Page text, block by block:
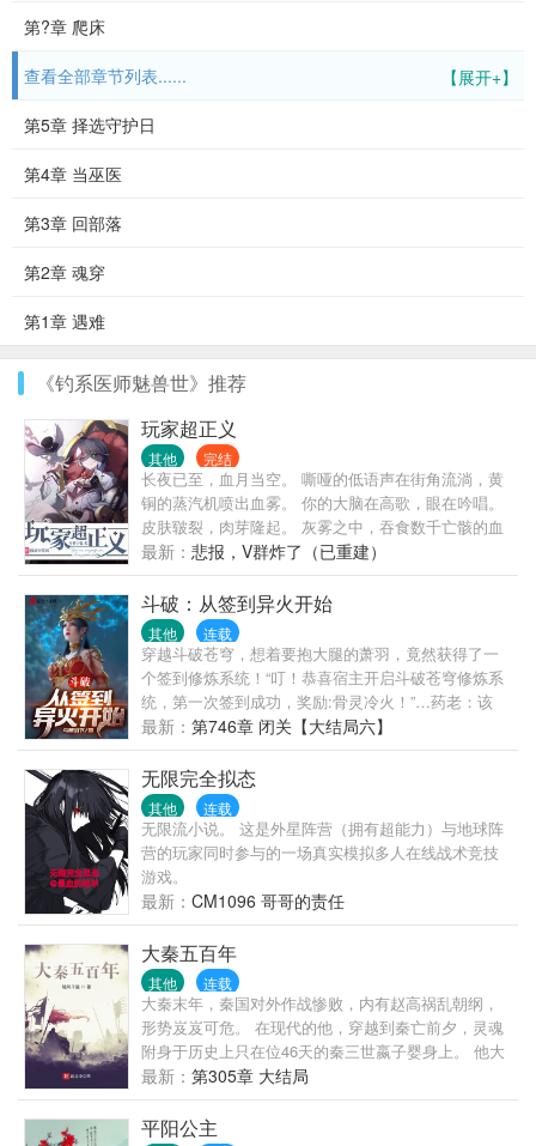
第?章 爬床
【展开+】
查看全部章节列表......
第5章 择选守护日
第4章 当巫医
第3章 回部落
第2章 魂穿
第1章 遇难
《钓系医师魅兽世》推荐
玩家超正义
其他 完结
长夜已至，血月当空。 嘶哑的低语声在街角流淌，黄
铜的蒸汽机喷出血雾。 你的大脑在高歌，眼在吟唱。
皮肤皲裂，肉芽隆起。 灰雾之中，吞食数千亡骸的血
肉之墙终日嚎泣—— “别哭，我们家玩家不咬人，他们
这是想和你玩呢。” 孤独的苟策划、头号玩家、迷雾大
陆的拯救者、十三圣者之首、十二正神之友、开拓者
之王、“正义者”、第四天灾的守门人、无冕之神，伟大
的安南和蔼的劝道。 —————— 已有多本百万字以
上完本作品，信誉保证。 玩家1群冻水港：641732671
最新： 悲报，V群炸了（已重建）
斗破：从签到异火开始
其他 连载
穿越斗破苍穹，想着要抱大腿的萧羽，竟然获得了一
个签到修炼系统！“叮！恭喜宿主开启斗破苍穹修炼系
统，第一次签到成功，奖励:骨灵冷火！”…药老：该
死，假死一次竟然把异火给丢了？韩枫:老子的海心焰
怎么没有了？美杜莎:谁偷了我要化形的青莲地心火？
迦南学院:谁把我的天焚焰气塔的火给灭了？药族:我族
的九幽风炎呢？龟灵地火呢？炎族:都别说了，我族的
八荒破灭焱，九幽金祖火，红莲业火，火云水炎，火
山石焰怎么都没了？就这样，一个个异火被萧羽收入
囊中！且看萧羽如何在这斗气大陆上混的风生水起！
万火焚尽天下罪业，一人独登大道巅峰！
最新： 第746章 闭关【大结局六】
无限完全拟态
其他 连载
无限流小说。 这是外星阵营（拥有超能力）与地球阵
营的玩家同时参与的一场真实模拟多人在线战术竞技
游戏。
最新： CM1096 哥哥的责任
大秦五百年
其他 连载
大秦末年，秦国对外作战惨败，内有赵高祸乱朝纲，
形势岌岌可危。 在现代的他，穿越到秦亡前夕，灵魂
附身于历史上只在位46天的秦三世嬴子婴身上。 他大
声疾呼：我绝不能让历史重演！我要延续大秦国祚五
百年！ 欢迎喜欢本书的读者们加入QQ群:1083957162
最新： 第305章 大结局
平阳公主